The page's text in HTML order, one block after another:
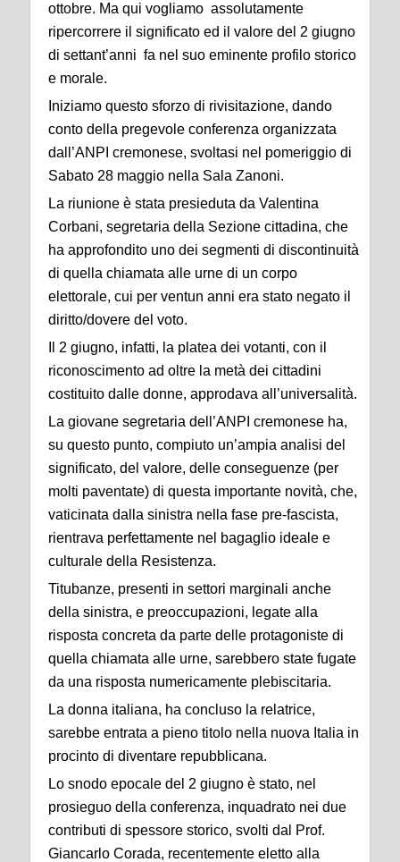
ottobre. Ma qui vogliamo assolutamente
ripercorrere il significato ed il valore del 2 giugno
di settant’anni fa nel suo eminente profilo storico
e morale.
Iniziamo questo sforzo di rivisitazione, dando
conto della pregevole conferenza organizzata
dall’ANPI cremonese, svoltasi nel pomeriggio di
Sabato 28 maggio nella Sala Zanoni.
La riunione è stata presieduta da Valentina
Corbani, segretaria della Sezione cittadina, che
ha approfondito uno dei segmenti di discontinuità
di quella chiamata alle urne di un corpo
elettorale, cui per ventun anni era stato negato il
diritto/dovere del voto.
Il 2 giugno, infatti, la platea dei votanti, con il
riconoscimento ad oltre la metà dei cittadini
costituito dalle donne, approdava all’universalità.
La giovane segretaria dell’ANPI cremonese ha,
su questo punto, compiuto un’ampia analisi del
significato, del valore, delle conseguenze (per
molti paventate) di questa importante novità, che,
vaticinata dalla sinistra nella fase pre-fascista,
rientrava perfettamente nel bagaglio ideale e
culturale della Resistenza.
Titubanze, presenti in settori marginali anche
della sinistra, e preoccupazioni, legate alla
risposta concreta da parte delle protagoniste di
quella chiamata alle urne, sarebbero state fugate
da una risposta numericamente plebiscitaria.
La donna italiana, ha concluso la relatrice,
sarebbe entrata a pieno titolo nella nuova Italia in
procinto di diventare repubblicana.
Lo snodo epocale del 2 giugno è stato, nel
prosieguo della conferenza, inquadrato nei due
contributi di spessore storico, svolti dal Prof.
Giancarlo Corada, recentemente eletto alla